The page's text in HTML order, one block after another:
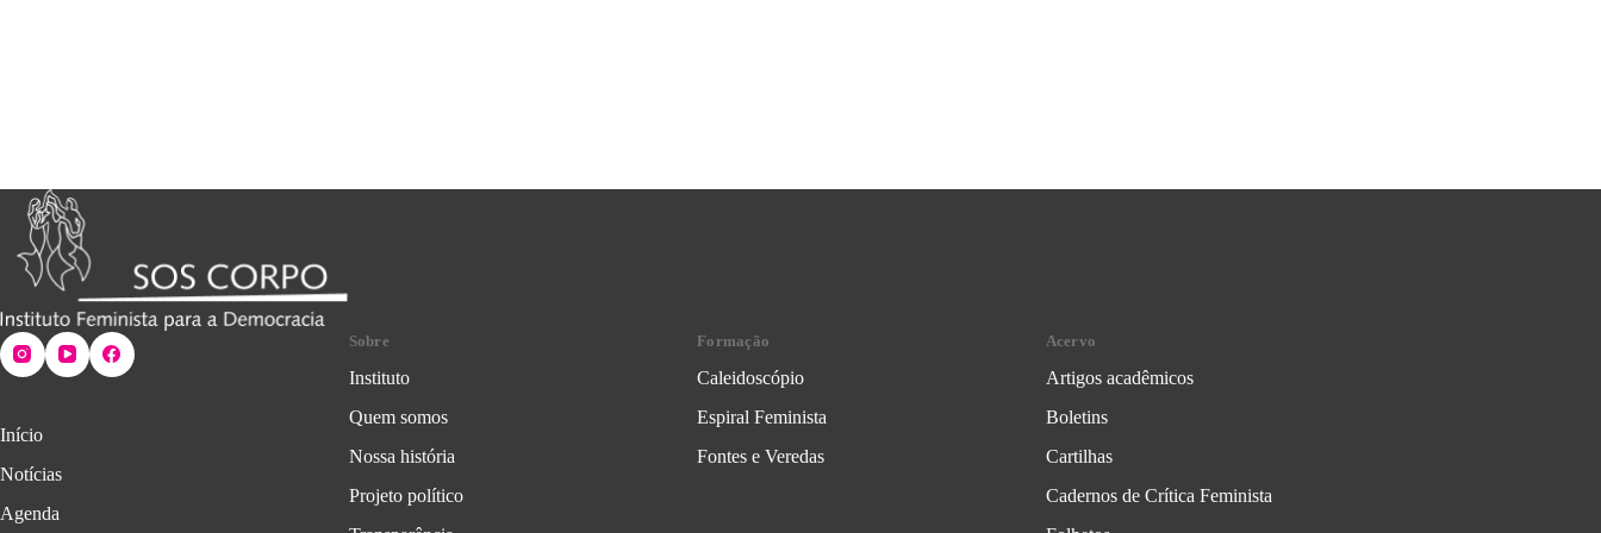
Início
Notícias
Agenda
Sobre
Instituto
Quem somos
Nossa história
Projeto político
Formação
Caleidoscópio
Espiral Feminista
Fontes e Veredas
Acervo
Artigos acadêmicos
Boletins
Cartilhas
Cadernos de Crítica Feminista